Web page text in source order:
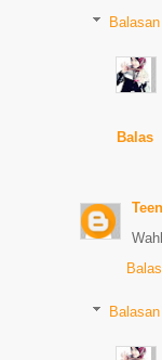
Balasan
Balas
Balas
Balasan